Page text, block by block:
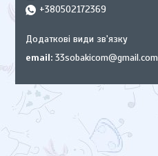
+380502172369
email 33sobakicom@gmail.com